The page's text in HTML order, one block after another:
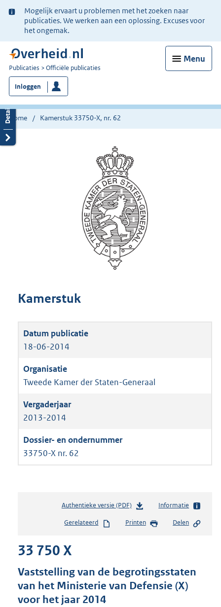
Ter
informatie:
Mogelijk ervaart u problemen met het zoeken naar
publicaties. We werken aan een oplossing. Excuses voor
het ongemak.
Menu
U
bent
nu
hier:
Publicaties Officiële publicaties
Inloggen
Home Kamerstuk 33750-X, nr. 62
Kamerstuk
18-06-2014
Tweede Kamer der Staten-Generaal
2013-2014
33750-X nr. 62
Authentieke versie (PDF)b
s
s
g
Informatie
Gerelateerd Printen Delen
33 750 X
Vaststelling van de begrotingsstaten
van het Ministerie van Defensie (X)
voor het jaar 2014